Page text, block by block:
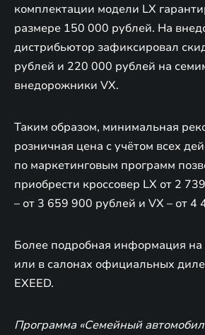
комплектации модели LX
размере 150 000 рублей. На
дистрибьютор зафиксировал
рублей и 220 000 рублей на
внедорожники VX.
Таким образом, минимальная
розничная цена с учётом всех
по маркетинговым программ
приобрести кроссовер LX от 2
– от 3 659 900 рублей и VX – от 4
Более подробная информация на
или в салонах официальных
EXEED.
Программа «Семейный